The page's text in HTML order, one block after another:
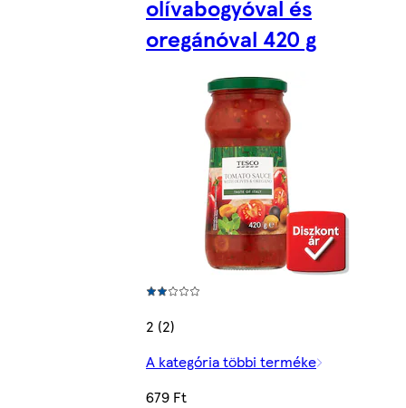
olívabogyóval és
oregánóval 420 g
2 (2)
A kategória többi terméke
679 Ft